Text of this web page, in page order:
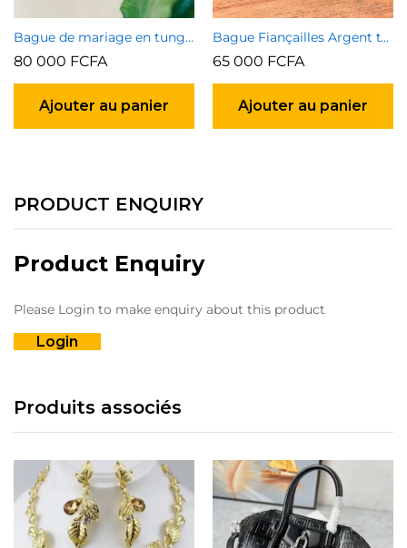
Bague de mariage en tungstène plaqué or
80 000 FCFA
Ajouter au panier
Bague Fiançailles Argent type 2
65 000 FCFA
Ajouter au panier
PRODUCT ENQUIRY
Product Enquiry
Please Login to make enquiry about this product
Login
Produits associés